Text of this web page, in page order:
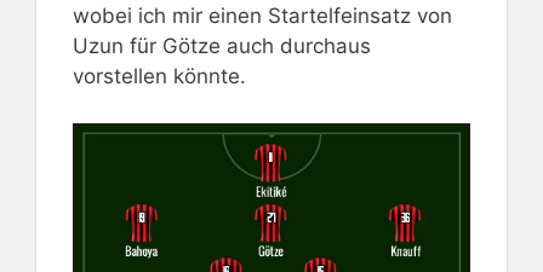
wobei ich mir einen Startelfeinsatz von
Uzun für Götze auch durchaus
vorstellen könnte.